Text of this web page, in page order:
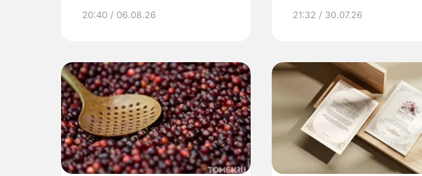
20:40 / 06.08.26 21:32 / 30.07.26